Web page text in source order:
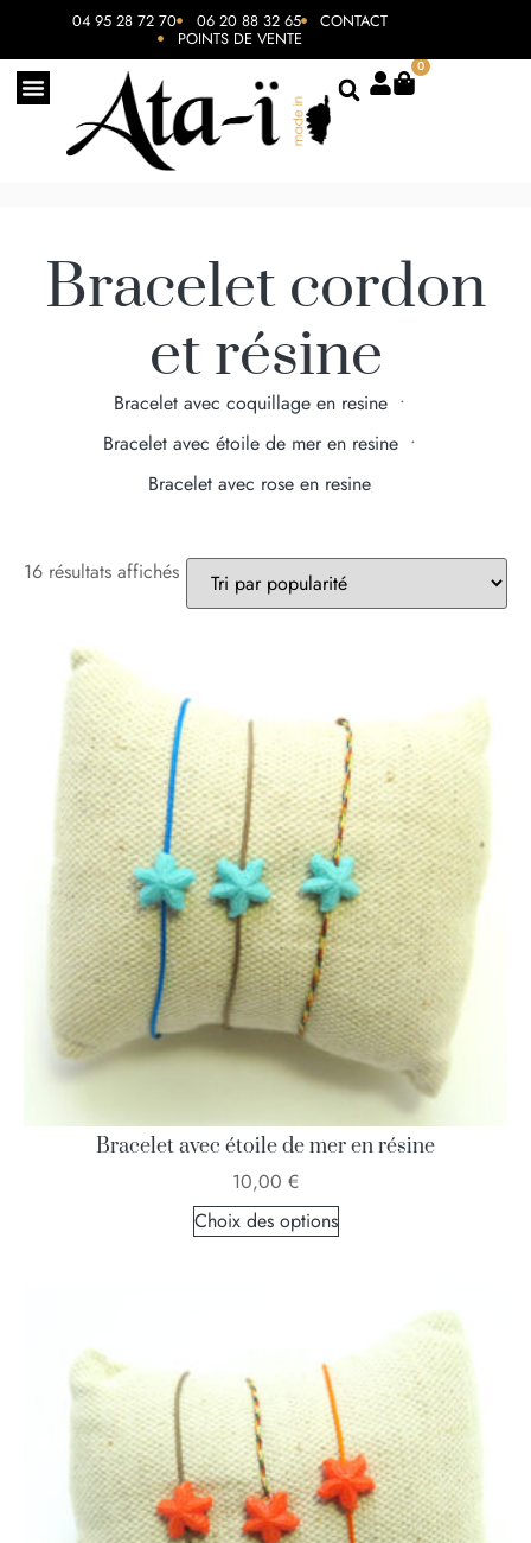
04 95 28 72 70 06 20 88 32 65 CONTACT
POINTS DE VENTE
0
Bracelet cordon
et résine
Bracelet avec coquillage en resine •
Bracelet avec étoile de mer en resine •
Bracelet avec rose en resine
16 résultats affichés
Bracelet avec étoile de mer en résine
10,00 €
Choix des options